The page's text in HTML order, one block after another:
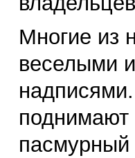
Многие из
веселыми